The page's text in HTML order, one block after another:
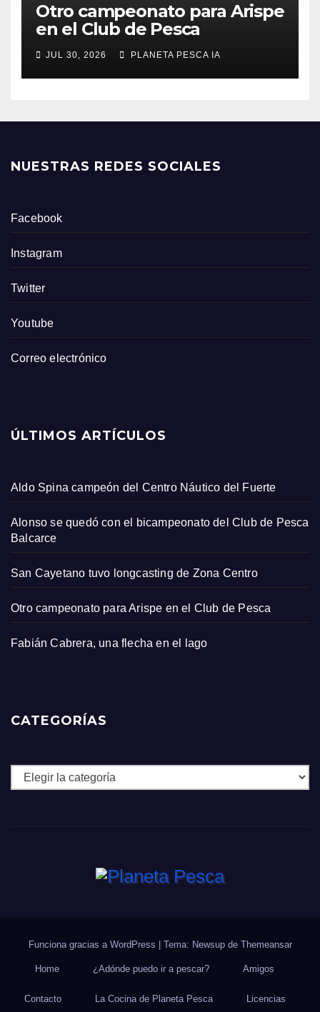
Otro campeonato para Arispe
en el Club de Pesca
JUL 30, 2026 PLANETA PESCA IA
NUESTRAS REDES SOCIALES
Facebook
Instagram
Twitter
Youtube
Correo electrónico
ÚLTIMOS ARTÍCULOS
Aldo Spina campeón del Centro Náutico del Fuerte
Alonso se quedó con el bicampeonato del Club de Pesca
Balcarce
San Cayetano tuvo longcasting de Zona Centro
Otro campeonato para Arispe en el Club de Pesca
Fabián Cabrera, una flecha en el lago
CATEGORÍAS
Categorías
Funciona gracias a WordPress Tema: Newsup de Themeansar
Home ¿Adónde puedo ir a pescar? Amigos
Contacto La Cocina de Planeta Pesca Licencias